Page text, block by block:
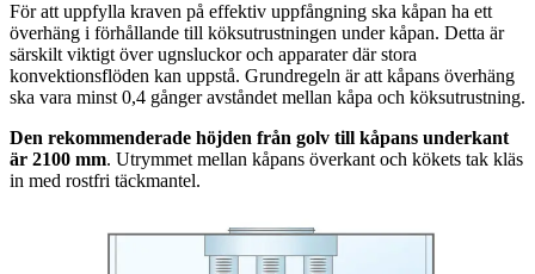
För att uppfylla kraven på effektiv uppfångning ska kåpan ha ett
överhäng i förhållande till köksutrustningen under kåpan. Detta är
särskilt viktigt över ugnsluckor och apparater där stora
konvektionsflöden kan uppstå. Grundregeln är att kåpans överhäng
ska vara minst 0,4 gånger avståndet mellan kåpa och köksutrustning.
Den rekommenderade höjden från golv till kåpans underkant
är 2100 mm. Utrymmet mellan kåpans överkant och kökets tak kläs
in med rostfri täckmantel.